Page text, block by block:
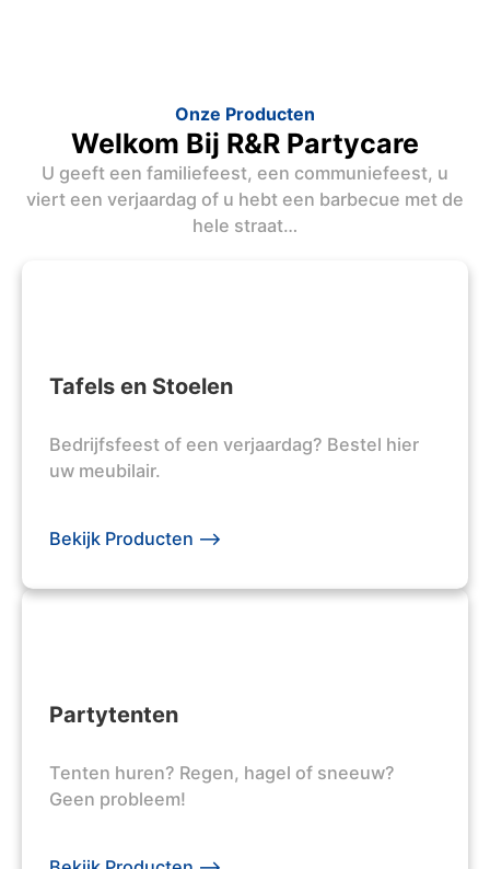
Onze Producten
Welkom Bij R&R Partycare
U geeft een familiefeest, een communiefeest, u
viert een verjaardag of u hebt een barbecue met de
hele straat…
Tafels en Stoelen
Bedrijfsfeest of een verjaardag? Bestel hier
uw meubilair.
Bekijk Producten -->
Partytenten
Tenten huren? Regen, hagel of sneeuw?
Geen probleem!